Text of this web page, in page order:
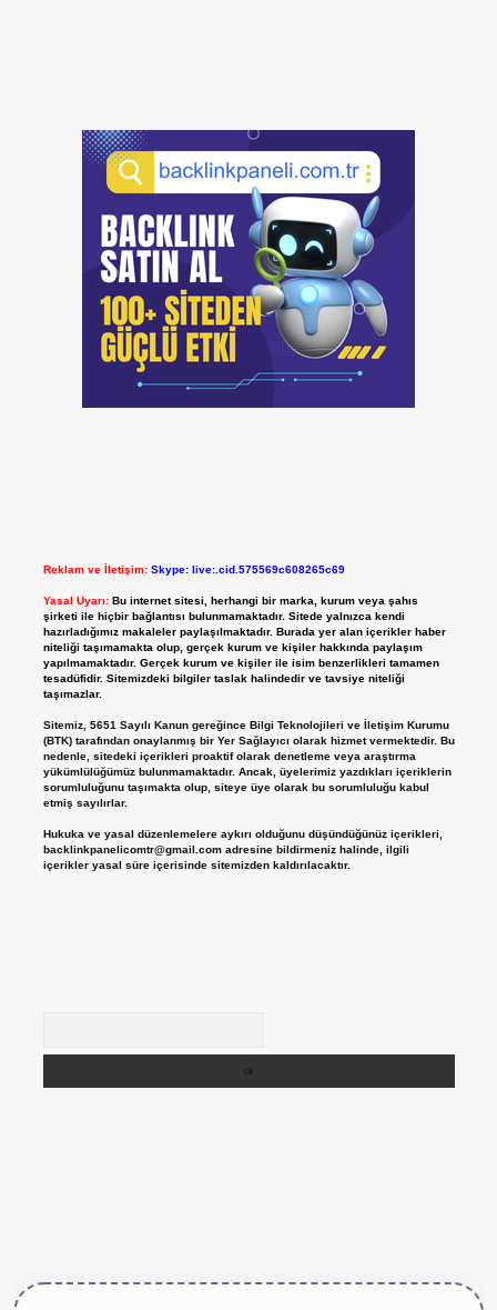
Reklam ve İletişim: Skype: live:.cid.575569c608265c69
Yasal Uyarı: Bu internet sitesi, herhangi bir marka, kurum veya şahıs
şirketi ile hiçbir bağlantısı bulunmamaktadır. Sitede yalnızca kendi
hazırladığımız makaleler paylaşılmaktadır. Burada yer alan içerikler haber
niteliği taşımamakta olup, gerçek kurum ve kişiler hakkında paylaşım
yapılmamaktadır. Gerçek kurum ve kişiler ile isim benzerlikleri tamamen
tesadüfidir. Sitemizdeki bilgiler taslak halindedir ve tavsiye niteliği
taşımazlar.
Sitemiz, 5651 Sayılı Kanun gereğince Bilgi Teknolojileri ve İletişim Kurumu
(BTK) tarafından onaylanmış bir Yer Sağlayıcı olarak hizmet vermektedir. Bu
nedenle, sitedeki içerikleri proaktif olarak denetleme veya araştırma
yükümlülüğümüz bulunmamaktadır. Ancak, üyelerimiz yazdıkları içeriklerin
sorumluluğunu taşımakta olup, siteye üye olarak bu sorumluluğu kabul
etmiş sayılırlar.
Hukuka ve yasal düzenlemelere aykırı olduğunu düşündüğünüz içerikleri,
backlinkpanelicomtr@gmail.comadresine bildirmeniz halinde, ilgili
içerikler yasal süre içerisinde sitemizden kaldırılacaktır.